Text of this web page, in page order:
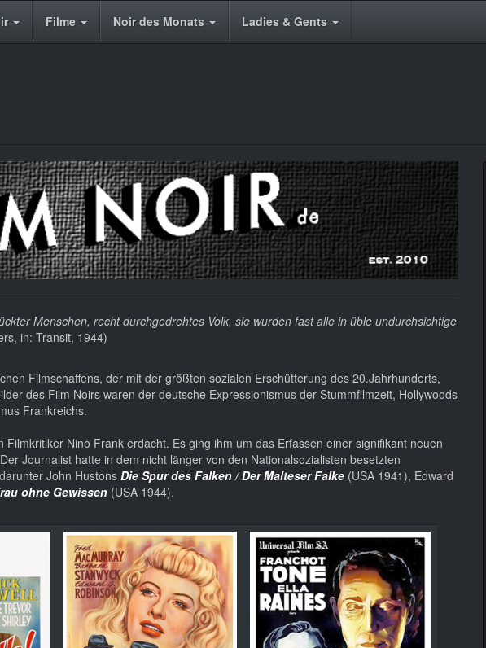
Filme Noir des Monats Ladies & Gents
Menschen, recht durchgedrehtes Volk, sie wurden fast alle in üble undurchsichtige
in: Transit, 1944)
Filmschaffens, der mit der größten sozialen Erschütterung des 20.Jahrhunderts,
des Film Noirs waren der deutsche Expressionismus der Stummfilmzeit, Hollywoods
Frankreichs.
Nino Frank erdacht. Es ging ihm um das Erfassen einer signifikant neuen
Journalist hatte in dem nicht länger von den Nationalsozialisten besetzten
John Hustons Die Spur des Falken / Der Malteser Falke (USA 1941), Edward
ohne Gewissen (USA 1944).